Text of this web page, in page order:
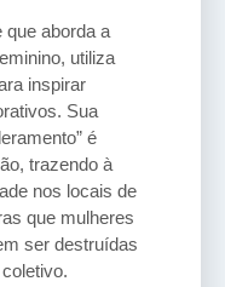
que aborda a
utiliza
inspirar
Sua
é
trazendo à
nos locais de
que mulheres
ser destruídas